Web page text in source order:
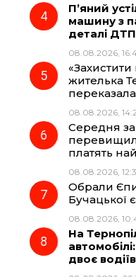
П’яний
машину з
деталі
08.08.2026,
«Захистити
жителька
08.08.2026,
Середня
платять
08.08.2026,
Обрали
Бучацької
08.08.2026,
На
двоє